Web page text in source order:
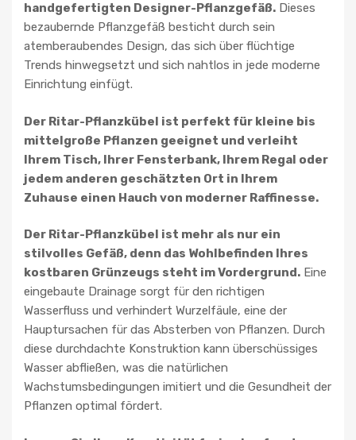
handgefertigten Designer-Pflanzgefäß. Dieses
bezaubernde Pflanzgefäß besticht durch sein
atemberaubendes Design, das sich über flüchtige
Trends hinwegsetzt und sich nahtlos in jede moderne
Einrichtung einfügt.
Der Ritar-Pflanzkübel ist perfekt für kleine bis
mittelgroße Pflanzen geeignet und verleiht
Ihrem Tisch, Ihrer Fensterbank, Ihrem Regal oder
jedem anderen geschätzten Ort in Ihrem
Zuhause einen Hauch von moderner Raffinesse.
Der Ritar-Pflanzkübel ist mehr als nur ein
stilvolles Gefäß, denn das Wohlbefinden Ihres
kostbaren Grünzeugs steht im Vordergrund. Eine
eingebaute Drainage sorgt für den richtigen
Wasserfluss und verhindert Wurzelfäule, eine der
Hauptursachen für das Absterben von Pflanzen. Durch
diese durchdachte Konstruktion kann überschüssiges
Wasser abfließen, was die natürlichen
Wachstumsbedingungen imitiert und die Gesundheit der
Pflanzen optimal fördert.